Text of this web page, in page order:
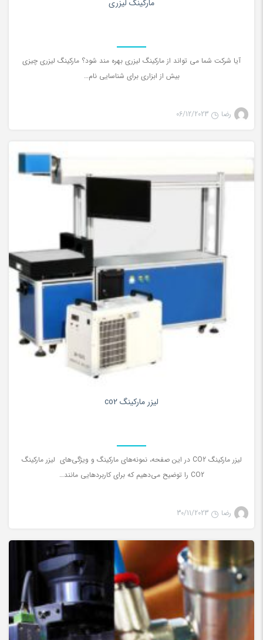
مارکینگ لیزری
آیا شرکت شما می تواند از مارکینگ لیزری بهره مند شود؟ مارکینگ لیزری چیزی
بیش از ابزاری برای شناسایی نام…
رضا 06/12/2023
لیزر مارکینگ co2
لیزر مارکینگ CO2 در این صفحه، نمونه‌های مارکینگ و ویژگی‌های لیزر مارکینگ
CO2 را توضیح می‌دهیم که برای کاربردهایی مانند…
رضا 30/11/2023